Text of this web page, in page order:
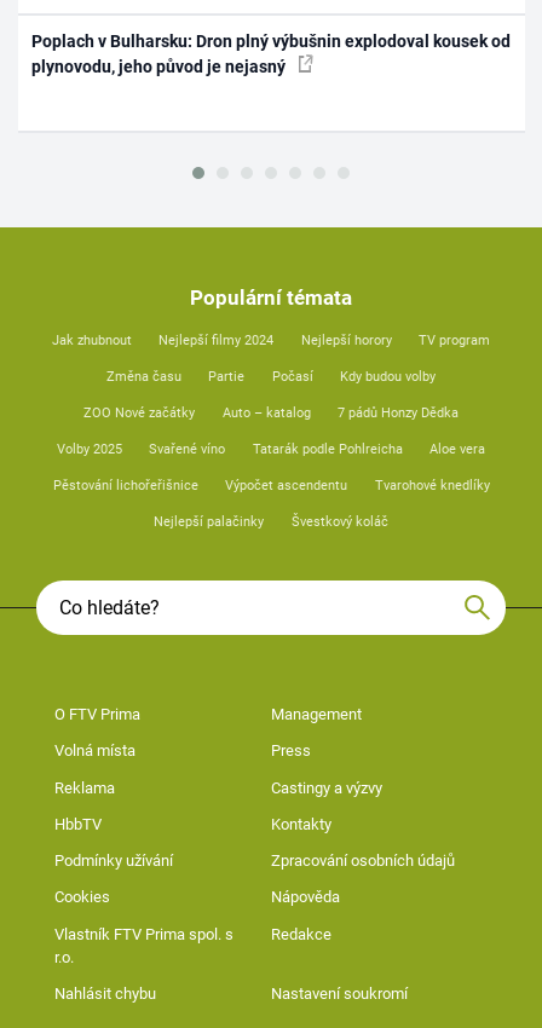
Poplach v Bulharsku: Dron plný výbušnin explodoval kousek od
plynovodu, jeho původ je nejasný
Populární témata
Jak zhubnout Nejlepší filmy 2024 Nejlepší horory TV program
Změna času Partie Počasí Kdy budou volby
ZOO Nové začátky Auto – katalog 7 pádů Honzy Dědka
Volby 2025 Svařené víno Tatarák podle Pohlreicha Aloe vera
Pěstování lichořeřišnice Výpočet ascendentu Tvarohové knedlíky
Nejlepší palačinky Švestkový koláč
O FTV Prima Management
Volná místa Press
Reklama Castingy a výzvy
HbbTV Kontakty
Podmínky užívání Zpracování osobních údajů
Cookies Nápověda
Vlastník FTV Prima spol. s
r.o.
Redakce
Nahlásit chybu Nastavení soukromí